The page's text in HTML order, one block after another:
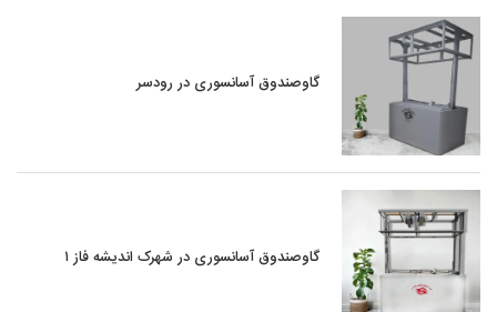
گاوصندوق آسانسوری در رودسر
گاوصندوق آسانسوری در شهرک اندیشه فاز ۱